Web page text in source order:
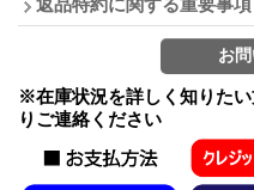
※在庫状況を詳しく知りた
りご連絡ください